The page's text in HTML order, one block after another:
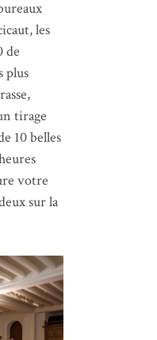
les
de
plus
tirage
10 belles
votre
sur la